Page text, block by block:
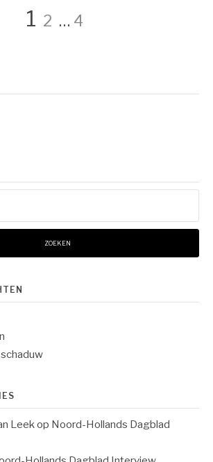
Pagina
1 Pagina
2 … Pagina
4
Leekop Noord-Hollands Dagblad